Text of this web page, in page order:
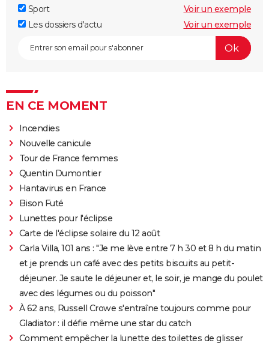
Sport
Voir un exemple
Les dossiers d'actu
Voir un exemple
EN CE MOMENT
Incendies
Nouvelle canicule
Tour de France femmes
Quentin Dumontier
Hantavirus en France
Bison Futé
Lunettes pour l'éclipse
Carte de l'éclipse solaire du 12 août
Carla Villa, 101 ans : "Je me lève entre 7 h 30 et 8 h du matin
et je prends un café avec des petits biscuits au petit-
déjeuner. Je saute le déjeuner et, le soir, je mange du poulet
avec des légumes ou du poisson"
À 62 ans, Russell Crowe s'entraîne toujours comme pour
Gladiator : il défie même une star du catch
Comment empêcher la lunette des toilettes de glisser